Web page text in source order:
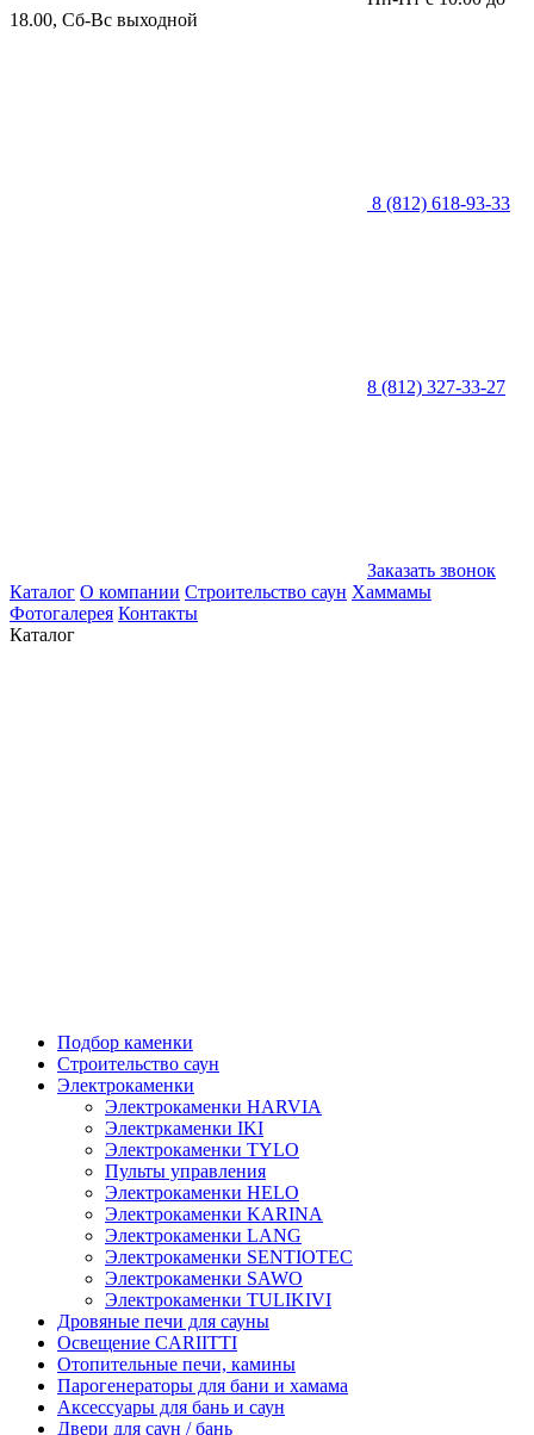
18.00, Сб-Вс выходной
8 (812) 618-93-33
8 (812) 327-33-27
Заказать звонок
Каталог О компании Строительство саун Хаммамы
Фотогалерея Контакты
Каталог
Подбор каменки
Строительство саун
Электрокаменки
Электрокаменки HARVIA
Электркаменки IKI
Электрокаменки TYLO
Пульты управления
Электрокаменки HELO
Электрокаменки KARINA
Электрокаменки LANG
Электрокаменки SENTIOTEC
Электрокаменки SAWO
Электрокаменки TULIKIVI
Дровяные печи для сауны
Освещение CARIITTI
Отопительные печи, камины
Парогенераторы для бани и хамама
Аксессуары для бань и саун
Двери для саун / бань